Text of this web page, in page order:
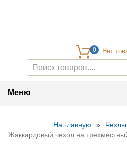
0
Меню
На главную »
Жаккардовый чехол на